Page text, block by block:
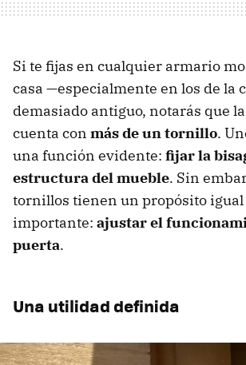
Si te fijas en cualquier armario
casa —especialmente en los de la
demasiado antiguo, notarás que
cuenta con más de un tornillo.
una función evidente: fijar la
estructura del mueble. Sin
tornillos tienen un propósito igual
importante: ajustar el
puerta.
Una utilidad definida